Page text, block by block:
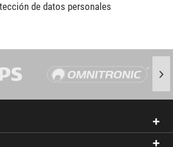
de datos personales